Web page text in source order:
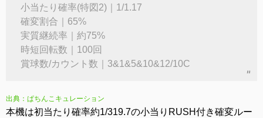
小当たり確率(特図2)｜1/1.17
確変割合｜65%
実質継続率｜約75%
時短回転数｜100回
賞球数/カウント数｜3&1&5&10&12/10C
出典：ぱちんこキュレーション
本機は初当たり確率約1/319.7の小当りRUSH付き確変ルー